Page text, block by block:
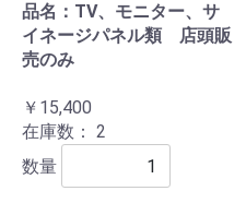
品名：TV、モニター、サ
イネージパネル類 店頭販
売のみ
￥15,400
在庫数： 2
数量